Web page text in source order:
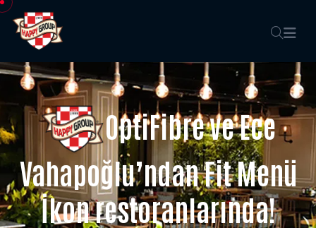
OptiFibre ve Ece
Vahapoğlu’ndan Fit Menü
İkon restoranlarında!